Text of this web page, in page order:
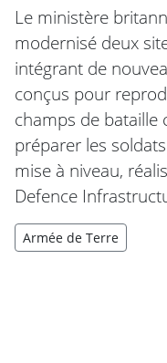
Le ministère
modernisé deux
intégrant de
conçus pour
champs de
préparer les
mise à niveau,
Defence
Armée de Terre